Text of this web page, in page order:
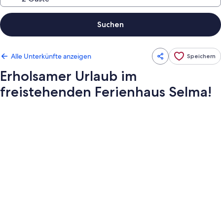
Suchen
Alle Unterkünfte anzeigen Speichern
Erholsamer Urlaub im
freistehenden Ferienhaus Selma!